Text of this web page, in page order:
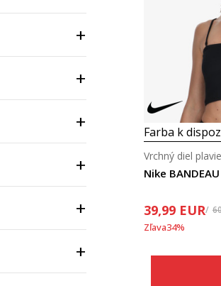
Farba k
Nike
Vrchný diel
39,99 EUR
Zľava34%